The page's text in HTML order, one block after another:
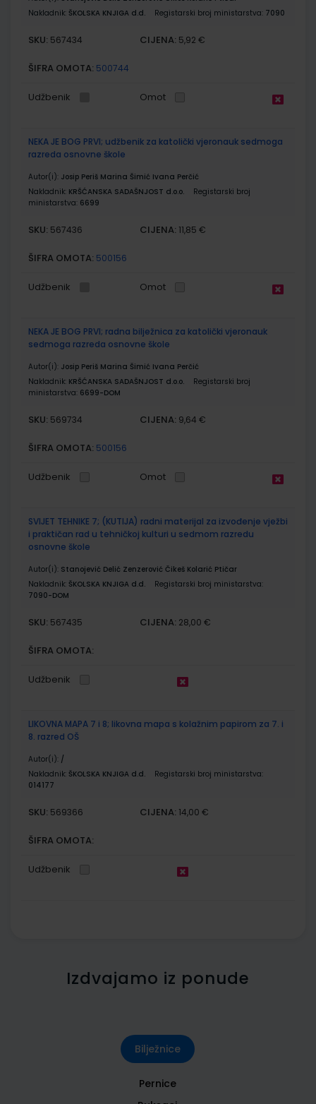
Nakladnik: ŠKOLSKA KNJIGA d.d. Registarski broj ministarstva: 7090
SKU: 567434 CIJENA: 5,92 €
ŠIFRA OMOTA: 500744
Udžbenik Omot
NEKA JE BOG PRVI; udžbenik za katolički vjeronauk sedmoga
razreda osnovne škole
Autor(i): Josip Periš Marina Šimić Ivana Perčić
Nakladnik: KRŠĆANSKA SADAŠNJOST d.o.o.
Registarski broj
ministarstva: 6699
SKU: 567436 CIJENA: 11,85 €
ŠIFRA OMOTA: 500156
Udžbenik Omot
NEKA JE BOG PRVI; radna bilježnica za katolički vjeronauk
sedmoga razreda osnovne škole
Autor(i): Josip Periš Marina Šimić Ivana Perčić
Nakladnik: KRŠĆANSKA SADAŠNJOST d.o.o.
Registarski broj
ministarstva: 6699-DOM
SKU: 569734 CIJENA: 9,64 €
ŠIFRA OMOTA: 500156
Udžbenik Omot
SVIJET TEHNIKE 7; (KUTIJA) radni materijal za izvođenje vježbi
i praktičan rad u tehničkoj kulturi u sedmom razredu
osnovne škole
Autor(i): Stanojević Delić Zenzerović Čikeš Kolarić Ptičar
Nakladnik: ŠKOLSKA KNJIGA d.d.
Registarski broj ministarstva:
7090-DOM
SKU: 567435 CIJENA: 28,00 €
ŠIFRA OMOTA:
Udžbenik
LIKOVNA MAPA 7 i 8; likovna mapa s kolažnim papirom za 7. i
8. razred OŠ
Autor(i): /
Nakladnik: ŠKOLSKA KNJIGA d.d.
Registarski broj ministarstva:
014177
SKU: 569366 CIJENA: 14,00 €
ŠIFRA OMOTA:
Udžbenik
Izdvajamo iz ponude
Bilježnice
Pernice